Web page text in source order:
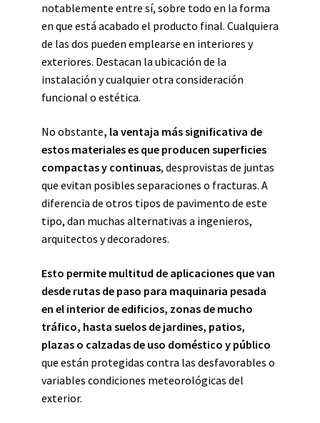
notablemente entre sí, sobre todo en la forma
en que está acabado el producto final. Cualquiera
de las dos pueden emplearse en interiores y
exteriores. Destacan la ubicación de la
instalación y cualquier otra consideración
funcional o estética.
No obstante, la ventaja más significativa de
estos materiales es que producen superficies
compactas y continuas, desprovistas de juntas
que evitan posibles separaciones o fracturas. A
diferencia de otros tipos de pavimento de este
tipo, dan muchas alternativas a ingenieros,
arquitectos y decoradores.
Esto permite multitud de aplicaciones que van
desde rutas de paso para maquinaria pesada
en el interior de edificios, zonas de mucho
tráfico, hasta suelos de jardines, patios,
plazas o calzadas de uso doméstico y público
que están protegidas contra las desfavorables o
variables condiciones meteorológicas del
exterior.